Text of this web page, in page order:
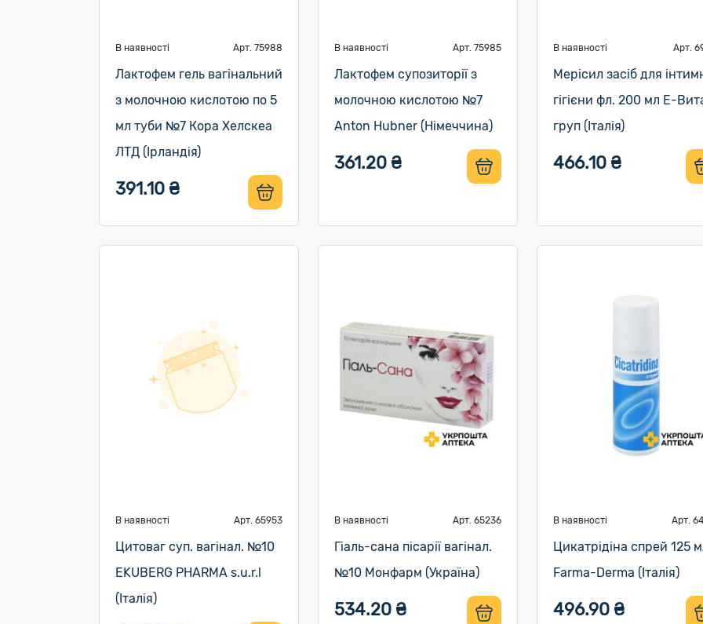
В наявності Арт. 75988
Лактофем гель вагінальний
з молочною кислотою по 5
мл туби №7 Кора Хелскеа
ЛТД (Ірландія)
391.10 ₴
В наявності Арт. 75985
Лактофем супозиторії з
молочною кислотою №7
Anton Hubner (Німеччина)
361.20 ₴
В наявності Арт.
Мерісил засіб для
гігієни фл. 200 мл Е-
груп (Італія)
466.10 ₴
В наявності Арт. 65953
Цитоваг суп. вагінал. №10
EKUBERG PHARMA s.u.r.l
(Італія)
В наявності Арт. 65236
Гіаль-сана пісарії вагінал.
№10 Монфарм (Україна)
534.20 ₴
В наявності Арт.
Цикатрідіна спрей 125
Farma-Derma (Італія)
496.90 ₴